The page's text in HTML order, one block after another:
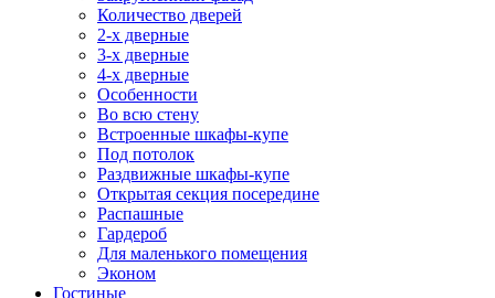
Количество дверей
2-х дверные
3-х дверные
4-х дверные
Особенности
Во всю стену
Встроенные шкафы-купе
Под потолок
Раздвижные шкафы-купе
Открытая секция посередине
Распашные
Гардероб
Для маленького помещения
Эконом
Гостиные